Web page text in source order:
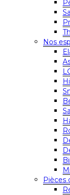
Nos
Pièces